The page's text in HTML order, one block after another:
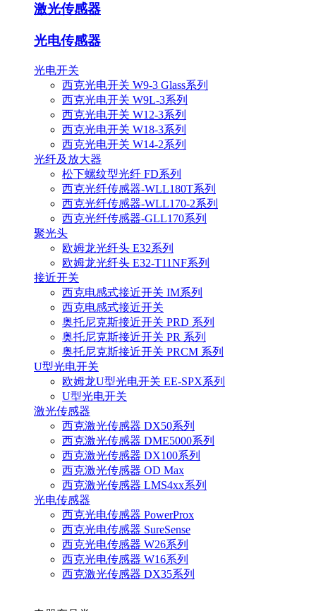
激光传感器
光电传感器
光电开关
西克光电开关 W9-3 Glass系列
西克光电开关 W9L-3系列
西克光电开关 W12-3系列
西克光电开关 W18-3系列
西克光电开关 W14-2系列
光纤及放大器
松下螺纹型光纤 FD系列
西克光纤传感器-WLL180T系列
西克光纤传感器-WLL170-2系列
西克光纤传感器-GLL170系列
聚光头
欧姆龙光纤头 E32系列
欧姆龙光纤头 E32-T11NF系列
接近开关
西克电感式接近开关 IM系列
西克电感式接近开关
奥托尼克斯接近开关 PRD 系列
奥托尼克斯接近开关 PR 系列
奥托尼克斯接近开关 PRCM 系列
U型光电开关
欧姆龙U型光电开关 EE-SPX系列
U型光电开关
激光传感器
西克激光传感器 DX50系列
西克激光传感器 DME5000系列
西克激光传感器 DX100系列
西克激光传感器 OD Max
西克激光传感器 LMS4xx系列
光电传感器
西克光电传感器 PowerProx
西克光电传感器 SureSense
西克光电传感器 W26系列
西克光电传感器 W16系列
西克激光传感器 DX35系列